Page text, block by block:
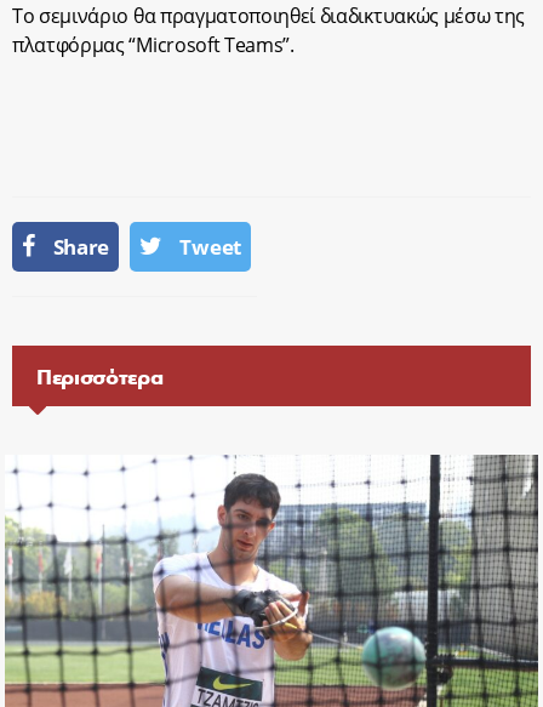
Το σεμινάριο θα πραγματοποιηθεί διαδικτυακώς μέσω της
πλατφόρμας “Microsoft Teams”.
Share Tweet
Περισσότερα